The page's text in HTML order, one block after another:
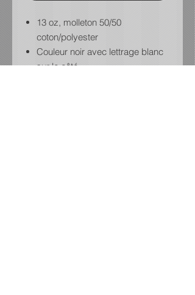
13 oz, molleton 50/50
coton/polyester
Couleur noir avec lettrage blanc
sur le côté